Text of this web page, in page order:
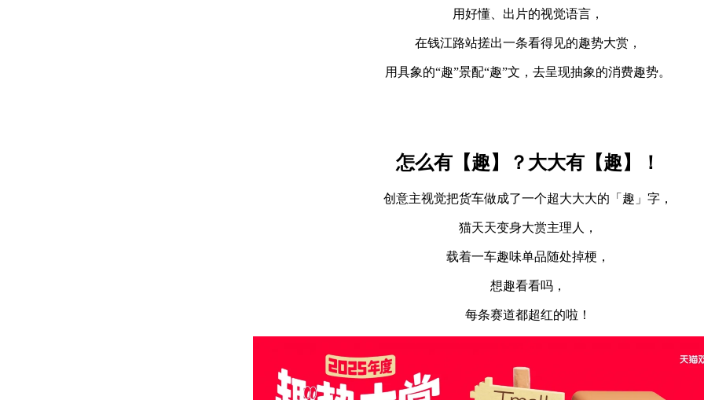
用好懂、出片的视觉语言，
在钱江路站搓出一条看得见的趣势大赏，
用具象的“趣”景配“趣”文，去呈现抽象的消费趣势。
怎么有【趣】？大大有【趣】！
创意主视觉把货车做成了一个超大大大的「趣」字，
猫天天变身大赏主理人，
载着一车趣味单品随处掉梗，
想趣看看吗，
每条赛道都超红的啦！